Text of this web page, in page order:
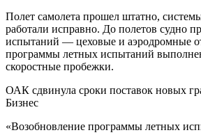
Полет самолета прошел штатно,
работали исправно. До полетов судно
испытаний — цеховые и аэродромные
программы летных испытаний
скоростные пробежки.
ОАК сдвинула сроки поставок новых
Бизнес
«Возобновление программы летных